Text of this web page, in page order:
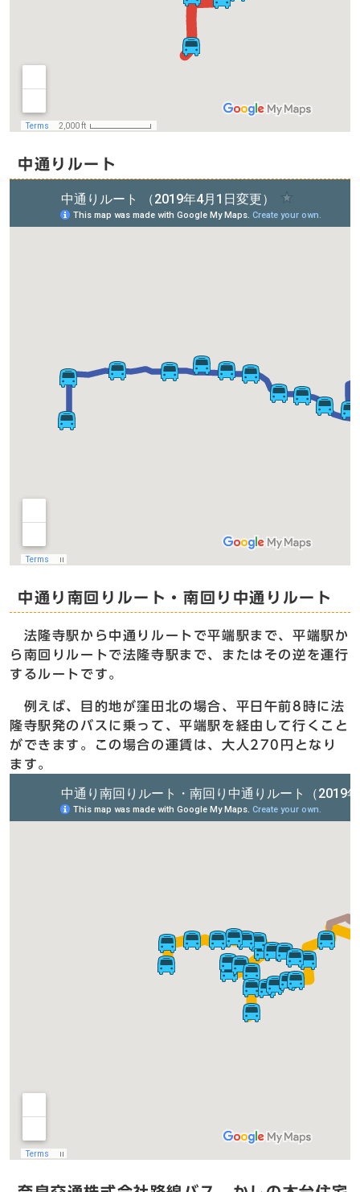
中通りルート
中通り南回りルート・南回り中通りルート
法隆寺駅から中通りルートで平端駅まで、平端駅か
ら南回りルートで法隆寺駅まで、またはその逆を運行
するルートです。
例えば、目的地が窪田北の場合、平日午前8時に法
隆寺駅発のバスに乗って、平端駅を経由して行くこと
ができます。この場合の運賃は、大人270円となり
ます。